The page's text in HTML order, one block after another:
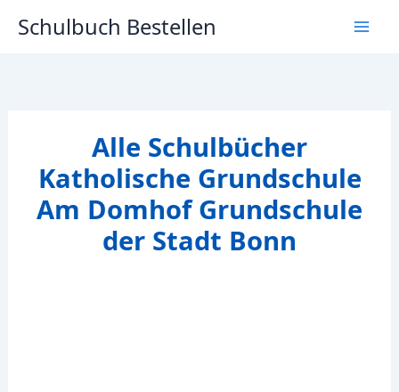
InhaltSchulbuch Bestellen
Alle Schulbücher
Katholische Grundschule
Am Domhof Grundschule
der Stadt Bonn